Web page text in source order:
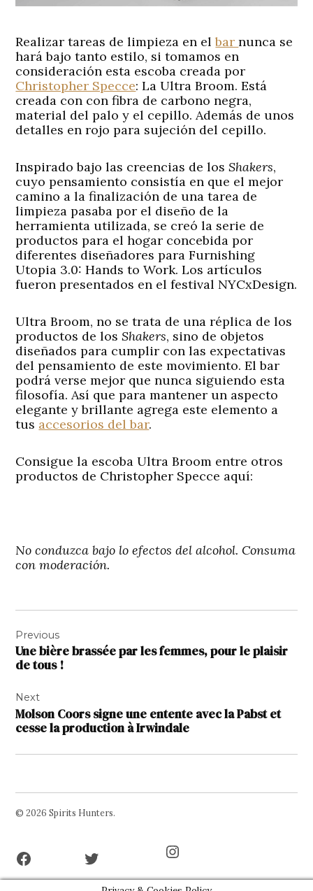
Realizar tareas de limpieza en elbarnunca se
hará bajo tanto estilo, si tomamos en
consideración esta escoba creada por
Christopher Specce:La Ultra Broom. Está
creada con con fibra de carbono negra,
material del palo y el cepillo. Además de unos
detalles en rojo para sujeción del cepillo.
Inspirado bajo las creencias de losShakers,
cuyo pensamiento consistía en que el mejor
camino a la finalización de una tarea de
limpieza pasaba por el diseño de la
herramienta utilizada, se creó la serie de
productos para el hogar concebida por
diferentes diseñadores para Furnishing
Utopia 3.0: Hands to Work. Los artículos
fueron presentados en el festival NYCxDesign.
Ultra Broom, no se trata de una réplica de los
productos de losShakers, sino de objetos
diseñados para cumplir con las expectativas
del pensamiento de este movimiento. El bar
podrá verse mejor que nunca siguiendo esta
filosofía. Así que para mantener un aspecto
elegante y brillante agrega este elemento a
tus accesorios del bar.
Consigue la escoba Ultra Broom entre otros
productos de Christopher Specce aquí:
No conduzca bajo lo efectos del alcohol. Consuma
con moderación.
de
l’article
Previous
Une bière brassée par les femmes, pour le plaisir
de tous !
Next
Molson Coors signe une entente avec la Pabst et
cesse la production à Irwindale
© 2026 Spirits Hunters.